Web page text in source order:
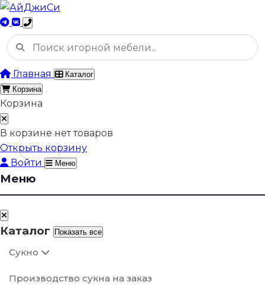
Главная
Каталог
Корзина
Корзина
В корзине нет товаров
Открыть корзину
Войти
Меню
Меню
Каталог Показать все
Сукно
Производство сукна на заказ